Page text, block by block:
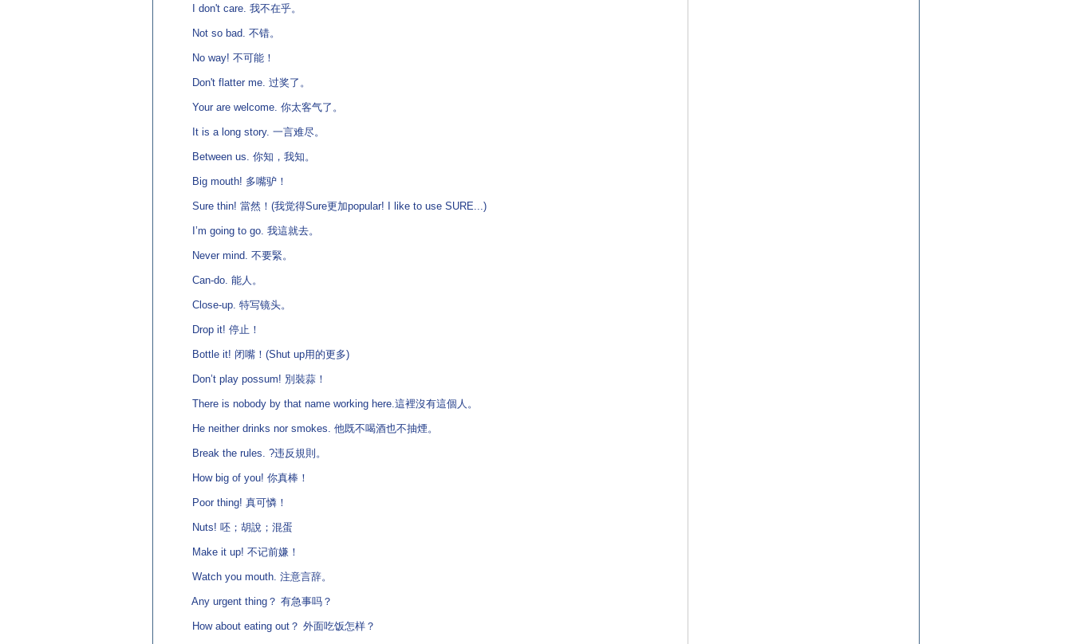
I don't care. 我不在乎。
Not so bad. 不错。
No way! 不可能！
Don't flatter me. 过奖了。
Your are welcome. 你太客气了。
It is a long story. 一言难尽。
Between us. 你知，我知。
Big mouth! 多嘴驴！
Sure thin! 當然！(我觉得Sure更加popular! I like to use SURE...)
I’m going to go. 我這就去。
Never mind. 不要緊。
Can-do. 能人。
Close-up. 特写镜头。
Drop it! 停止！
Bottle it! 闭嘴！(Shut up用的更多)
Don’t play possum! 別裝蒜！
There is nobody by that name working here.這裡沒有這個人。
He neither drinks nor smokes. 他既不喝酒也不抽煙。
Break the rules. ?违反規則。
How big of you! 你真棒！
Poor thing! 真可憐！
Nuts! 呸；胡說；混蛋
Make it up! 不记前嫌！
Watch you mouth. 注意言辞。
Any urgent thing？ 有急事吗？
How about eating out？ 外面吃饭怎样？